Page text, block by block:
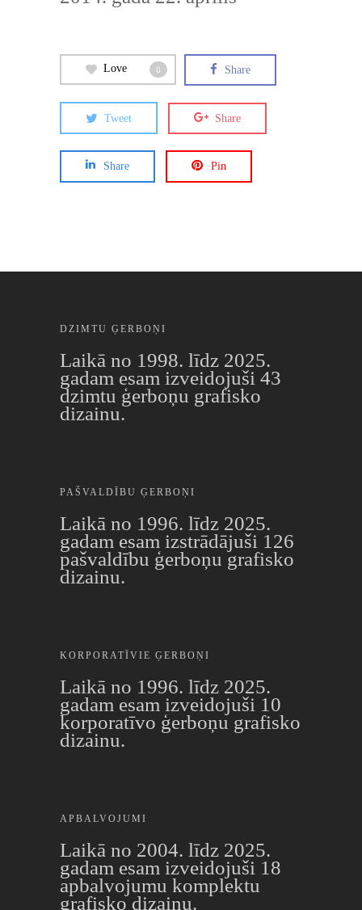
Love 0 Share
Tweet Share
Share Pin
DZIMTU ĢERBOŅI
Laikā no 1998. līdz 2025.
gadam esam izveidojuši 43
dzimtu ģerboņu grafisko
dizainu.
PAŠVALDĪBU ĢERBOŅI
Laikā no 1996. līdz 2025.
gadam esam izstrādājuši 126
pašvaldību ģerboņu grafisko
dizainu.
KORPORATĪVIE ĢERBOŅI
Laikā no 1996. līdz 2025.
gadam esam izveidojuši 10
korporatīvo ģerboņu grafisko
dizainu.
APBALVOJUMI
Laikā no 2004. līdz 2025.
gadam esam izveidojuši 18
apbalvojumu komplektu
grafisko dizainu.